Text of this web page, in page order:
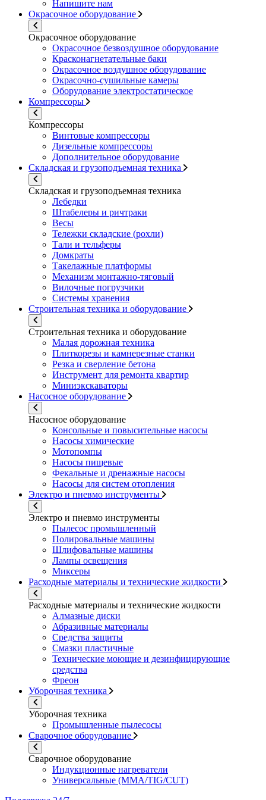
Напишите нам
Окрасочное оборудование
Окрасочное оборудование
Окрасочное безвоздушное оборудование
Красконагнетательные баки
Окрасочное воздушное оборудование
Окрасочно-сушильные камеры
Оборудование электростатическое
Компрессоры
Компрессоры
Винтовые компрессоры
Дизельные компрессоры
Дополнительное оборудование
Складская и грузоподъемная техника
Складская и грузоподъемная техника
Лебедки
Штабелеры и ричтраки
Весы
Тележки складские (рохли)
Тали и тельферы
Домкраты
Такелажные платформы
Механизм монтажно-тяговый
Вилочные погрузчики
Системы хранения
Строительная техника и оборудование
Строительная техника и оборудование
Малая дорожная техника
Плиткорезы и камнерезные станки
Резка и сверление бетона
Инструмент для ремонта квартир
Миниэкскаваторы
Насосное оборудование
Насосное оборудование
Консольные и повысительные насосы
Насосы химические
Мотопомпы
Насосы пищевые
Фекальные и дренажные насосы
Насосы для систем отопления
Электро и пневмо инструменты
Электро и пневмо инструменты
Пылесос промышленный
Полировальные машины
Шлифовальные машины
Лампы освещения
Миксеры
Расходные материалы и технические жидкости
Расходные материалы и технические жидкости
Алмазные диски
Абразивные материалы
Средства защиты
Смазки пластичные
Технические моющие и дезинфицирующие
средства
Фреон
Уборочная техника
Уборочная техника
Промышленные пылесосы
Сварочное оборудование
Сварочное оборудование
Индукционные нагреватели
Универсальные (MMA/TIG/CUT)